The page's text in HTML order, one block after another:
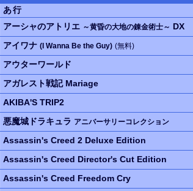
あ行
アーシャのアトリエ ～黄昏の大地の錬金術士～ DX
アイワナ (I Wanna Be the Guy) (無料)
アウターワールド
アガレスト戦記 Mariage
AKIBA'S TRIP2
悪魔城ドラキュラ アニバーサリーコレクション
Assassin's Creed 2 Deluxe Edition
Assassin's Creed Director's Cut Edition
Assassin's Creed Freedom Cry